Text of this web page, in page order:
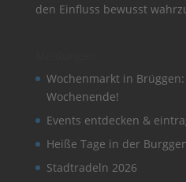
den Einfluss bewusst
Wochenmarkt in
Wochenende!
Events entdecken &
Heiße Tage in der
Stadtradeln 2026